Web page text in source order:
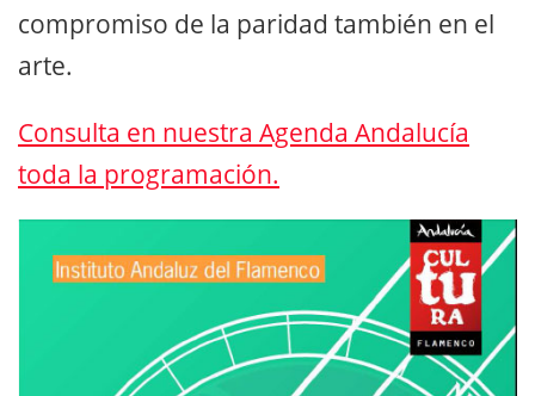
compromiso de la paridad también en el
arte.
Consulta en nuestra Agenda Andalucía
toda la programación.